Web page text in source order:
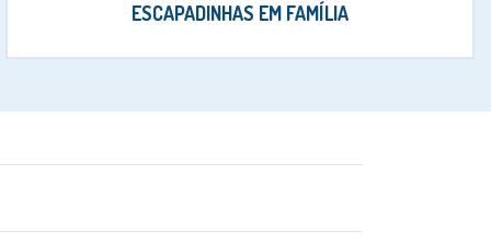
ESCAPADINHAS EM FAMÍLIA